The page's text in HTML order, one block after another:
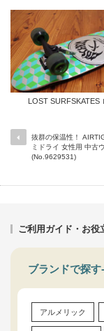
LOST SURFSKATES
抜群の保温性！
ミドライ 女性用 中古
(No.9629531)
ご利用ガイド・お役
ブランドで探
アルメリック